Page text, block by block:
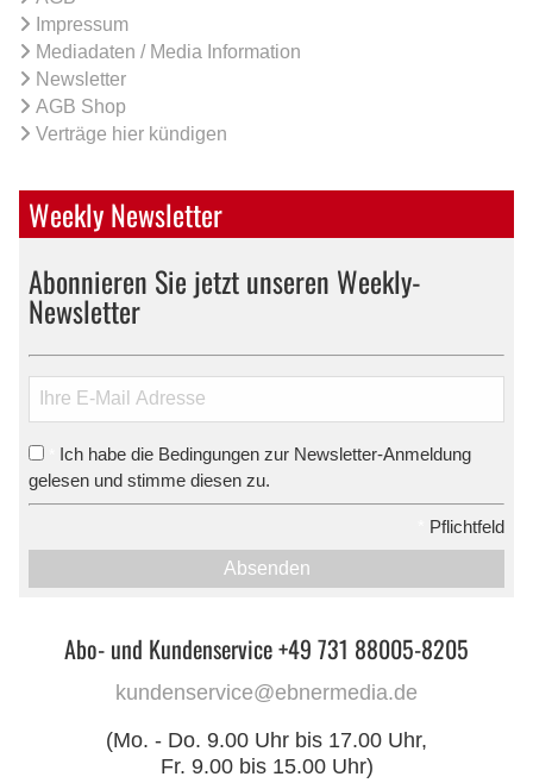
Impressum
Mediadaten / Media Information
Newsletter
AGB Shop
Verträge hier kündigen
Weekly Newsletter
Abonnieren Sie jetzt unseren Weekly-
Newsletter
Ich habe die Bedingungen zur Newsletter-Anmeldung
gelesen und stimme diesen zu.
Pflichtfeld
Absenden
Abo- und Kundenservice +49 731 88005-8205
kundenservice@ebnermedia.de
(Mo. - Do. 9.00 Uhr bis 17.00 Uhr,
Fr. 9.00 bis 15.00 Uhr)